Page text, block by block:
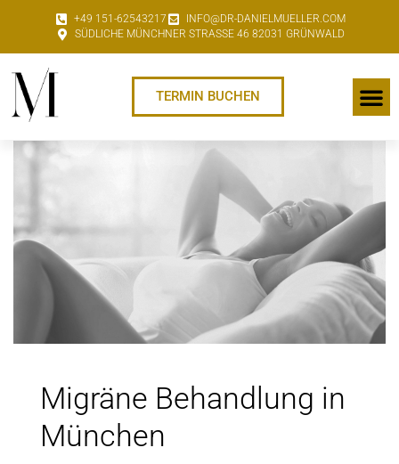
+49 151-62543217
INFO@DR-DANIELMUELLER.COM
SÜDLICHE MÜNCHNER STRASSE 46 82031 GRÜNWALD
TERMIN BUCHEN
Migräne Behandlung in
München